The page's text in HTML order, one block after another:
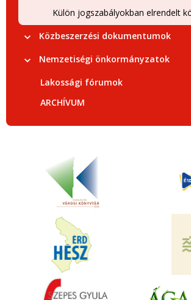
Külön jogszabályokban elrendelt
Közbeszerzési dokumentumok
Nemzetiségi önkormányzatok
Lakossági fórumok
ARCHÍVUM